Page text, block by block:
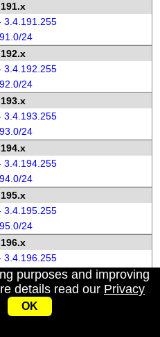
3.4.191.255
24
3.4.192.255
24
3.4.193.255
24
3.4.194.255
24
3.4.195.255
24
3.4.196.255
24
3.4.197.255
purposes and improving
details read our Privacy
OK